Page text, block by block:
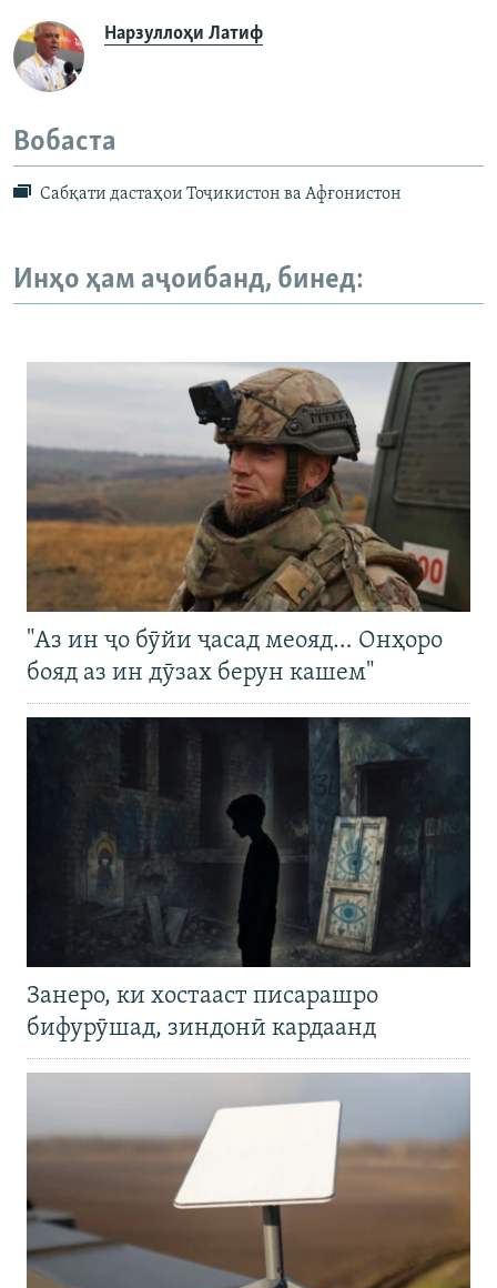
Нарзуллоҳи Латиф
Вобаста
Сабқати дастаҳои Тоҷикистон ва Афғонистон
Инҳо ҳам аҷоибанд, бинед:
"Аз ин ҷо бӯйи ҷасад меояд… Онҳоро
бояд аз ин дӯзах берун кашем"
Занеро, ки хостааст писарашро
бифурӯшад, зиндонӣ кардаанд